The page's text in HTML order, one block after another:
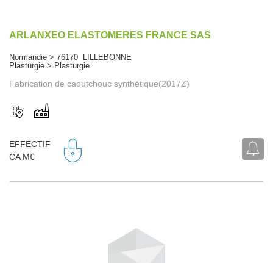
ARLANXEO ELASTOMERES FRANCE SAS
Normandie > 76170 LILLEBONNE
Plasturgie > Plasturgie
Fabrication de caoutchouc synthétique(2017Z)
EFFECTIF
CA M€